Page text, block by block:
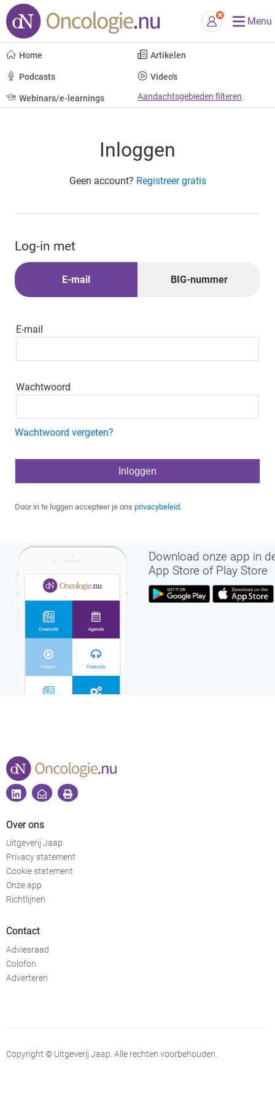
Menu
Home Artikelen
Podcasts Video's
Webinars/e-learnings Aandachtsgebieden filteren
Inloggen
Geen account? Registreer gratis
Log-in met
E-mail
E-mail
Wachtwoord
Wachtwoord vergeten?
Door in te loggen accepteer je ons privacybeleid.
BIG-nummer
Download onze app in
App Store of Play Store
Over ons
Uitgeverij Jaap
Privacy statement
Cookie statement
Onze app
Richtlijnen
Contact
Adviesraad
Colofon
Adverteren
Copyright © Uitgeverij Jaap. Alle rechten voorbehouden.